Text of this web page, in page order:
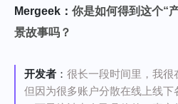
Mergeek： 你是如何得到这个“
景故事吗？
开发者 ： 很长一段时间里，我很
但因为很多账户分散在线上线